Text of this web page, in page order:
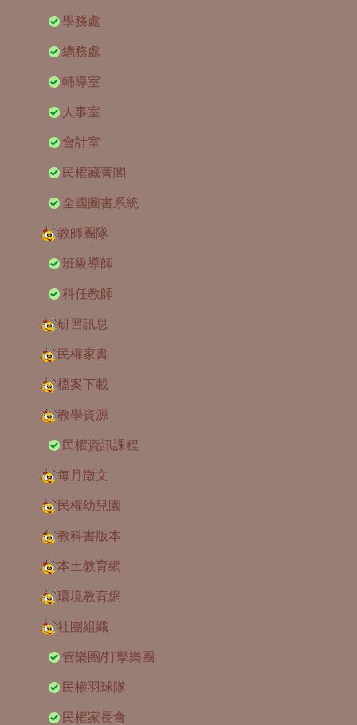
學務處
總務處
輔導室
人事室
會計室
民權藏菁閣
全國圖書系統
教師團隊
班級導師
科任教師
研習訊息
民權家書
檔案下載
教學資源
民權資訊課程
每月徵文
民權幼兒園
教科書版本
本土教育網
環境教育網
社團組織
管樂團/打擊樂團
民權羽球隊
民權家長會